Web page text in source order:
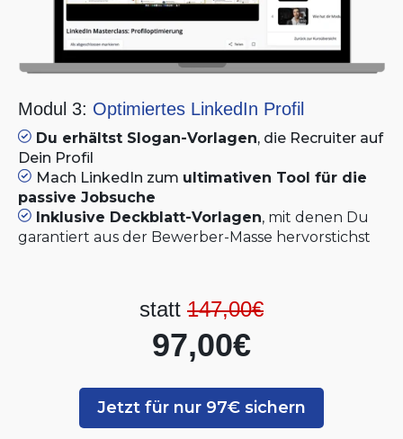
Modul 3: Optimiertes LinkedIn Profil
Du erhältst Slogan-Vorlagen, die Recruiter auf
Dein Profil
Mach LinkedIn zum ultimativen Tool für die
passive Jobsuche
Inklusive Deckblatt-Vorlagen, mit denen Du
garantiert aus der Bewerber-Masse hervorstichst
statt 147,00€
97,00€
Jetzt für nur 97€ sichern